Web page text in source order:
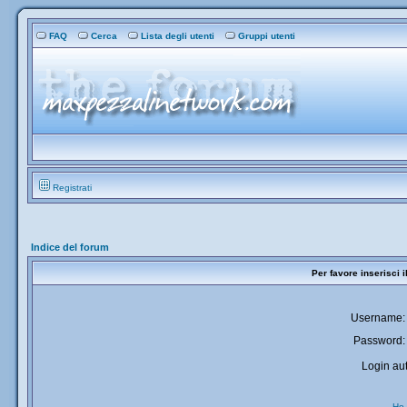
FAQ Cerca Lista degli utenti Gruppi utenti
Registrati
Indice del forum
Per favore inserisci
Username:
Password:
Login